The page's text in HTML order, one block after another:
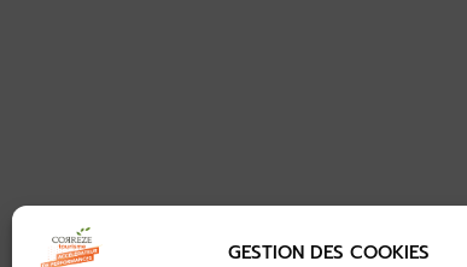
GESTION DES COOKIES